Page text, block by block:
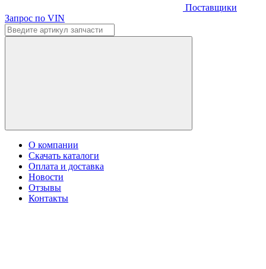
Поставщики
Запрос по VIN
О компании
Скачать каталоги
Оплата и доставка
Новости
Отзывы
Контакты